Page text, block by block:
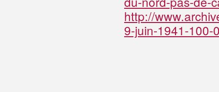
http://
9-juin-1941-100-